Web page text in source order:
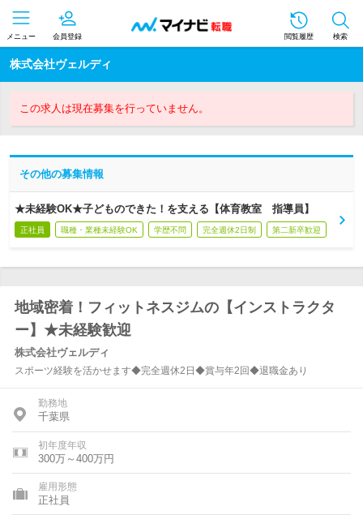
メニュー 会員登録 閲覧履歴 検索
株式会社ヴェルディ
この求人は現在募集を行っていません。
その他の募集情報
★未経験OK★子どものできた！を支える【体育教室 指導員】
正社員 職種・業種未経験OK 学歴不問 完全週休2日制 第二新卒歓迎
地域密着！フィットネスジムの【インストラクタ
ー】★未経験歓迎
株式会社ヴェルディ
スポーツ経験を活かせます◆完全週休2日◆賞与年2回◆退職金あり
勤務地
千葉県
初年度年収
300万～400万円
雇用形態
正社員